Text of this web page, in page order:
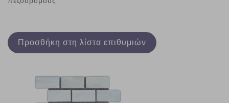
Προσθήκη στη λίστα επιθυμιών